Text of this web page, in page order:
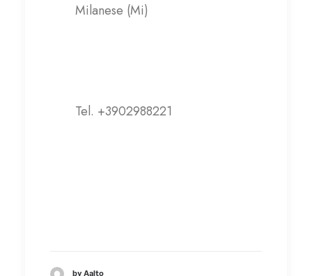
Milanese (Mi)
Tel. +3902988221
by Aalto